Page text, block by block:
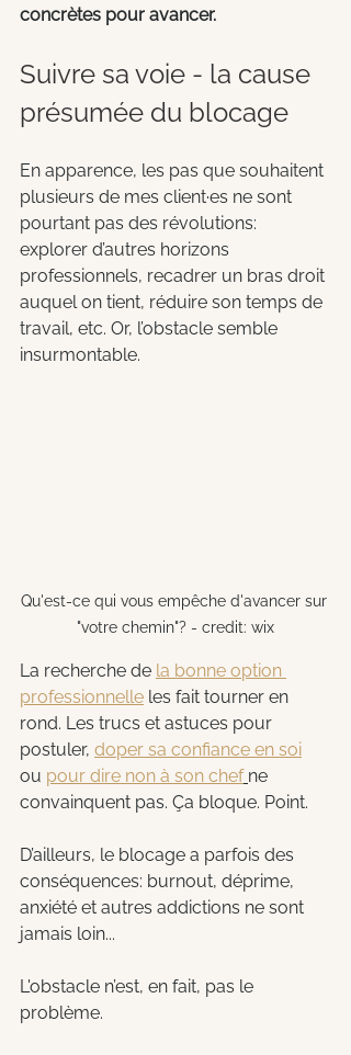
concrètes pour avancer.
Suivre sa voie - la cause
présumée du blocage
En apparence, les pas que souhaitent
plusieurs de mes client·es ne sont
pourtant pas des révolutions:
explorer d’autres horizons
professionnels, recadrer un bras droit
auquel on tient, réduire son temps de
travail, etc. Or, l’obstacle semble
insurmontable.
Qu'est-ce qui vous empêche d'avancer sur
"votre chemin"? - credit: wix
La recherche de la bonne option
professionnelle les fait tourner en
rond. Les trucs et astuces pour
postuler, doper sa confiance en soi
ou pour dire non à son chef ne
convainquent pas. Ça bloque. Point.
D’ailleurs, le blocage a parfois des
conséquences: burnout, déprime,
anxiété et autres addictions ne sont
jamais loin...
L'obstacle n’est, en fait, pas le
problème.